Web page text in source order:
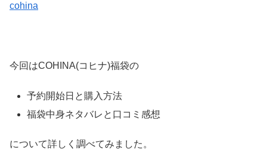
cohina
今回はCOHINA(コヒナ)福袋の
予約開始日と購入方法
福袋中身ネタバレと口コミ感想
について詳しく調べてみました。